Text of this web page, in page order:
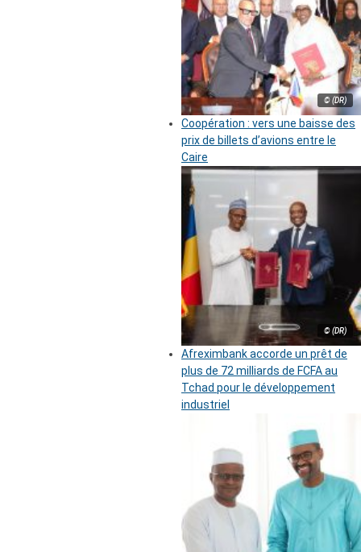
© (DR)
Coopération : vers une baisse des
prix de billets d’avions entre le
Caire
© (DR)
Afreximbank accorde un prêt de
plus de 72 milliards de FCFA au
Tchad pour le développement
industriel